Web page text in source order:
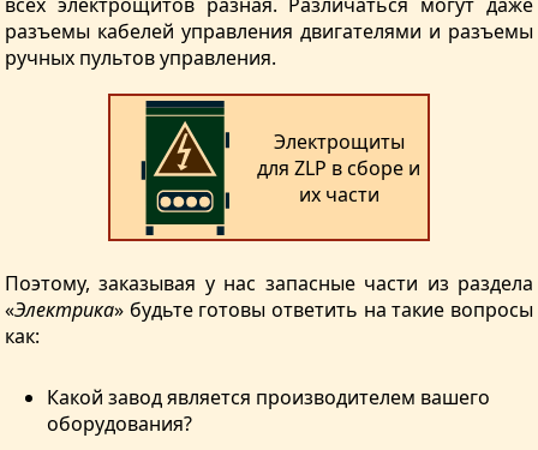
разъемы кабелей управления двигателями и разъемы
ручных пультов управления.
Электрощиты
для ZLP в сборе и
их части
Поэтому, заказывая у нас запасные части из раздела
«Электрика» будьте готовы ответить на такие вопросы
как:
Какой завод является производителем вашего
оборудования?